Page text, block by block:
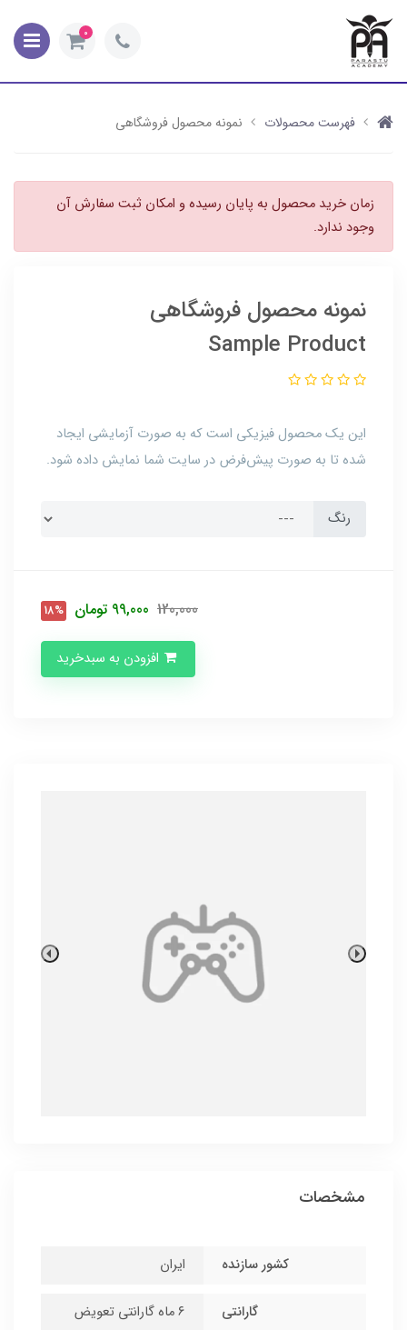
0
فهرست محصولات نمونه محصول فروشگاهی
زمان خرید محصول به پایان رسیده و امکان ثبت سفارش آن
وجود ندارد.
نمونه محصول فروشگاهی
Sample Product
این یک محصول فیزیکی است که به صورت آزمایشی ایجاد
شده تا به صورت پیش‌فرض در سایت شما نمایش داده شود.
رنگ
120,000
99,000 تومان 18%
مشخصات
کشور سازنده ایران
گارانتی ۶ ماه گارانتی تعویض